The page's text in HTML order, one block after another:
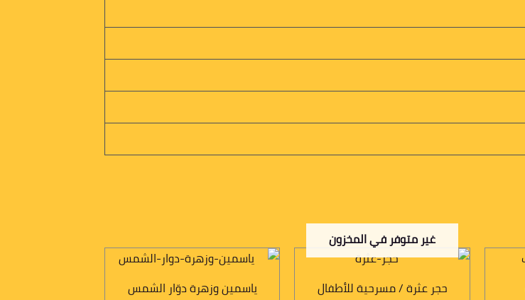
غير متوفر في المخزون
حجر عثرة / مسرحية للأطفال ياسمين وزهرة دوّار الشمس